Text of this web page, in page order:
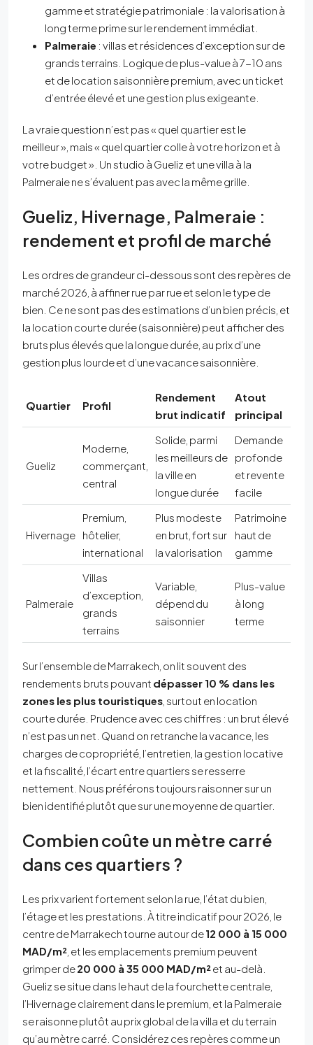
gamme et stratégie patrimoniale : la valorisation à
long terme prime sur le rendement immédiat.
Palmeraie : villas et résidences d’exception sur de
grands terrains. Logique de plus-value à 7-10 ans
et de location saisonnière premium, avec un ticket
d’entrée élevé et une gestion plus exigeante.
La vraie question n’est pas « quel quartier est le
meilleur », mais « quel quartier colle à votre horizon et à
votre budget ». Un studio à Gueliz et une villa à la
Palmeraie ne s’évaluent pas avec la même grille.
Gueliz, Hivernage, Palmeraie :
rendement et profil de marché
Les ordres de grandeur ci-dessous sont des repères de
marché 2026, à affiner rue par rue et selon le type de
bien. Ce ne sont pas des estimations d’un bien précis, et
la location courte durée (saisonnière) peut afficher des
bruts plus élevés que la longue durée, au prix d’une
gestion plus lourde et d’une vacance saisonnière.
Quartier Profil
Rendement
brut indicatif
Atout
principal
Gueliz
Moderne,
commerçant,
central
Solide, parmi
les meilleurs de
la ville en
longue durée
Demande
profonde
et revente
facile
Hivernage
Premium,
hôtelier,
international
Plus modeste
en brut, fort sur
la valorisation
Patrimoine
haut de
gamme
Palmeraie
Villas
d’exception,
grands
terrains
Variable,
dépend du
saisonnier
Plus-value
à long
terme
Sur l’ensemble de Marrakech, on lit souvent des
rendements bruts pouvant dépasser 10 % dans les
zones les plus touristiques , surtout en location
courte durée. Prudence avec ces chiffres : un brut élevé
n’est pas un net. Quand on retranche la vacance, les
charges de copropriété, l’entretien, la gestion locative
et la fiscalité, l’écart entre quartiers se resserre
nettement. Nous préférons toujours raisonner sur un
bien identifié plutôt que sur une moyenne de quartier.
Combien coûte un mètre carré
dans ces quartiers ?
Les prix varient fortement selon la rue, l’état du bien,
l’étage et les prestations. À titre indicatif pour 2026, le
centre de Marrakech tourne autour de12 000 à 15 000
MAD/m² , et les emplacements premium peuvent
grimper de20 000 à 35 000 MAD/m²et au-delà.
Gueliz se situe dans le haut de la fourchette centrale,
l’Hivernage clairement dans le premium, et la Palmeraie
se raisonne plutôt au prix global de la villa et du terrain
qu’au mètre carré. Considérez ces repères comme un